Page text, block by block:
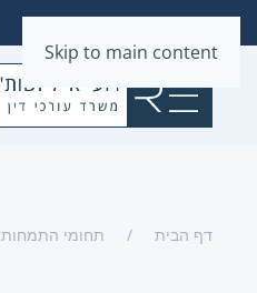
Skip to main content
דף הבית תחומי התמחות